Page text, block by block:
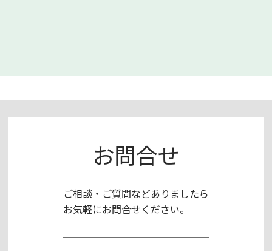
お問合せ
ご相談・ご質問などありましたら
お気軽にお問合せください。